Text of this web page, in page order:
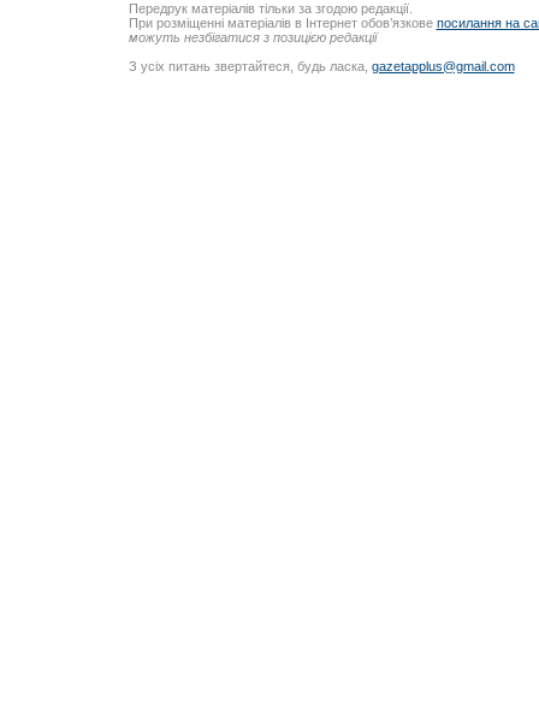
Передрук матеріалів тільки за згодою редакції.
При розміщенні матеріалів в Інтернет обов’язкове посилання на
можуть незбігатися з позицією редакції
З усіх питань звертайтеся, будь ласка, gazetapplus@gmail.com